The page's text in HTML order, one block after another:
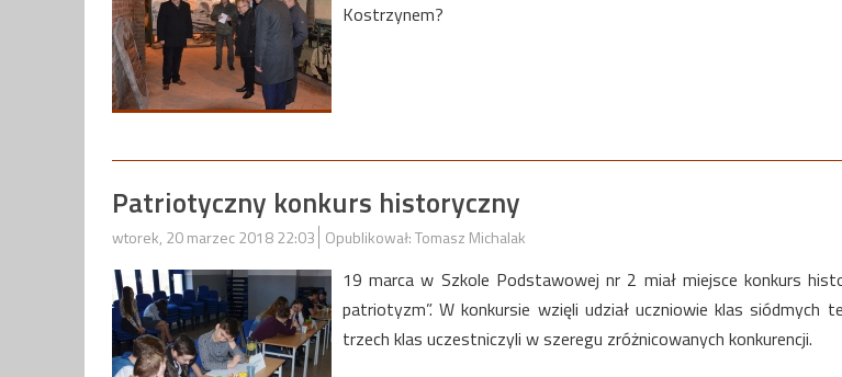
Kostrzynem?
Patriotyczny konkurs historyczny
wtorek, 20 marzec 2018 22:03 Opublikował: Tomasz Michalak
19 marca w Szkole Podstawowej nr 2 miał miejsce konkurs
patriotyzm”. W konkursie wzięli udział uczniowie klas siódmych
trzech klas uczestniczyli w szeregu zróżnicowanych konkurencji.